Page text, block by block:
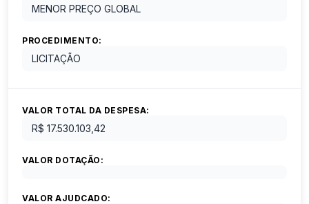
MENOR PREÇO GLOBAL
PROCEDIMENTO:
LICITAÇÃO
VALOR TOTAL DA DESPESA:
R$ 17.530.103,42
VALOR DOTAÇÃO:
VALOR AJUDCADO: